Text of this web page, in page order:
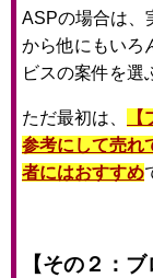
ASPの場合は、
から他にもいろ
ビスの案件を選
ただ最初は、
参考にして売れ
者にはおすすめ
【その２：